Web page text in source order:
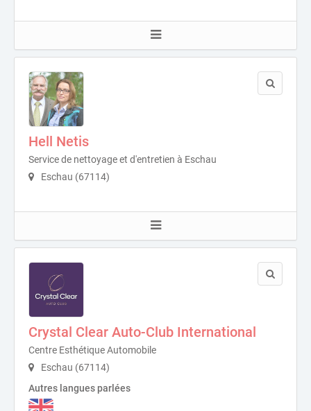
Hell Netis
Service de nettoyage et d'entretien à Eschau
Eschau (67114)
Crystal Clear Auto-Club International
Centre Esthétique Automobile
Eschau (67114)
Autres langues parlées